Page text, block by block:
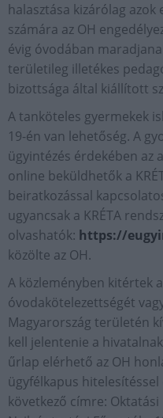
halasztása kizárólag
számára az OH
évig óvodában
területileg illetékes
bizottsága által kiállított
A tanköteles gyermekek
19-én van lehetőség. A
ügyintézés érdekében az
online beküldhetők a
beiratkozással
ugyancsak a KRÉTA
olvashatók: https://
közölte az OH.
A közleményben kitértek
óvodakötelezettségét
Magyarország területén
kell jelentenie a
űrlap elérhető az OH
ügyfélkapus
következő címre: